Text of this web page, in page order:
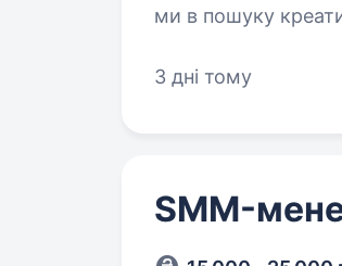
ми в пошуку
3 дні тому
SMM-